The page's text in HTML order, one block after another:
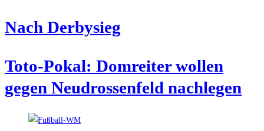
Nach Der­by­sieg
Toto-Pokal: Dom­rei­ter wol­len
gegen Neu­dros­sen­feld nachlegen